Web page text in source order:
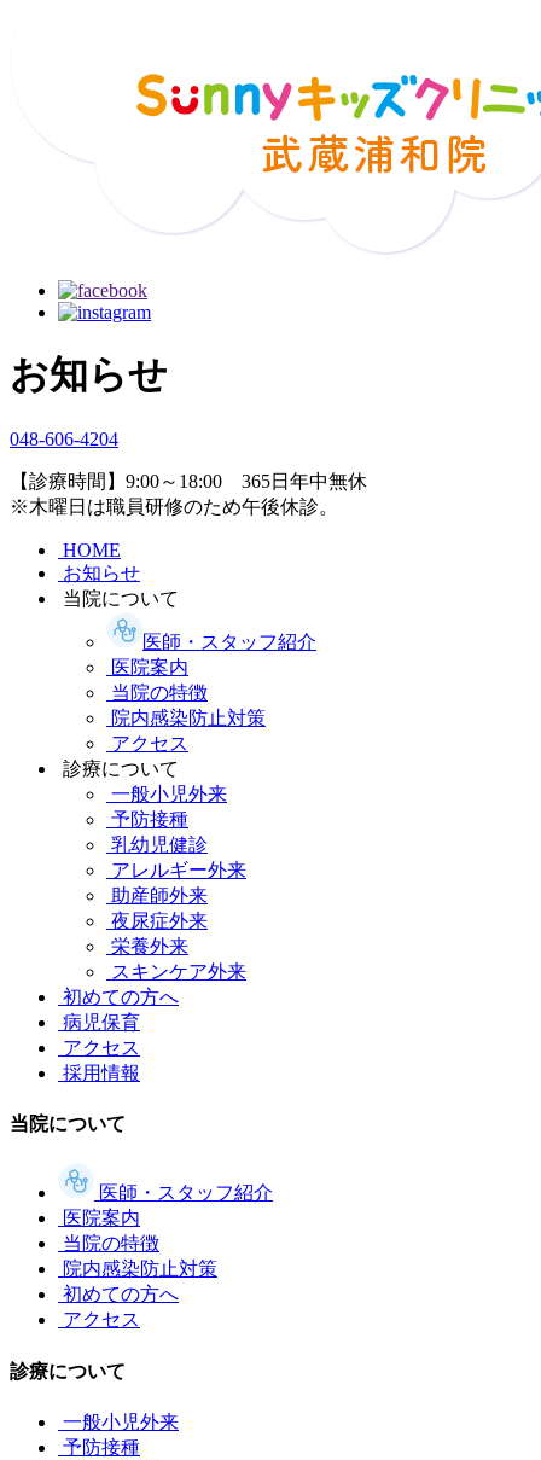
お知らせ
048-606-4204
【診療時間】9:00～18:00 365日年中無休
※木曜日は職員研修のため午後休診。
HOME
お知らせ
当院について
医師・スタッフ紹介
医院案内
当院の特徴
院内感染防止対策
アクセス
診療について
一般小児外来
予防接種
乳幼児健診
アレルギー外来
助産師外来
夜尿症外来
栄養外来
スキンケア外来
初めての方へ
病児保育
アクセス
採用情報
当院について
医師・スタッフ紹介
医院案内
当院の特徴
院内感染防止対策
初めての方へ
アクセス
診療について
一般小児外来
予防接種